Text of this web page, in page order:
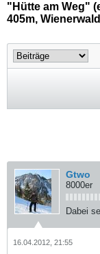
"Hütte am Weg"
405m,
Gtwo
8000er
Dabei
16.04.2012, 21:55